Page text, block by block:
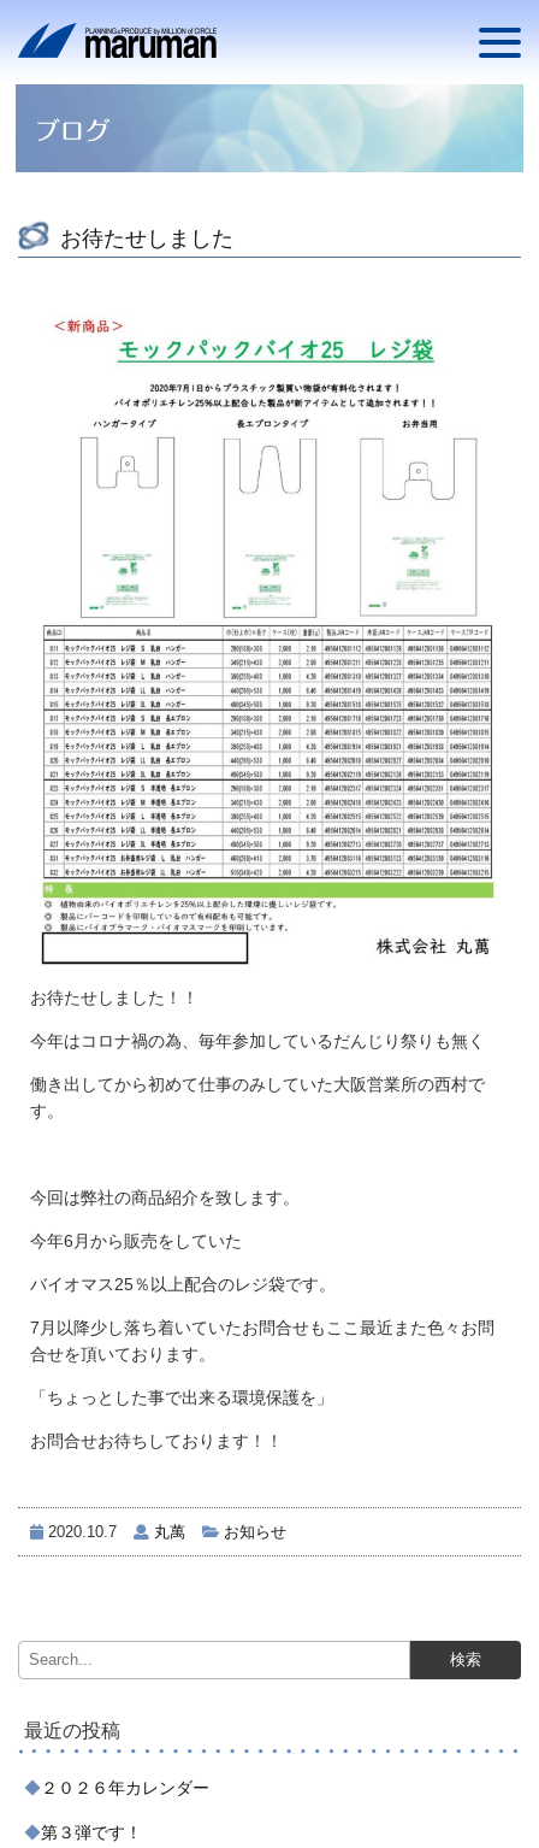
お待たせしました
お待たせしました！！
今年はコロナ禍の為、毎年参加しているだんじり祭りも無く
働き出してから初めて仕事のみしていた大阪営業所の西村で
す。
今回は弊社の商品紹介を致します。
今年6月から販売をしていた
バイオマス25％以上配合のレジ袋です。
7月以降少し落ち着いていたお問合せもここ最近また色々お問
合せを頂いております。
「ちょっとした事で出来る環境保護を」
お問合せお待ちしております！！
2020.10.7 丸萬 お知らせ
最近の投稿
２０２６年カレンダー
第３弾です！